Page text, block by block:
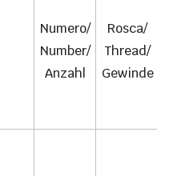
Numero/
Number/
Anzahl
Rosca/
Thread/
Gewinde